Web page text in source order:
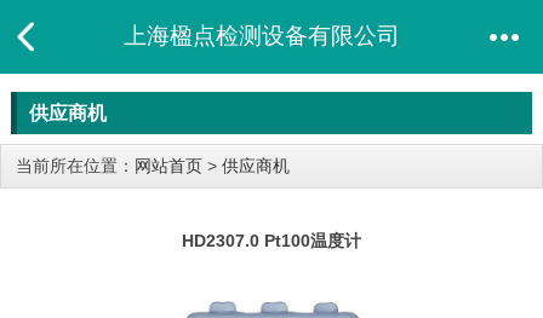
上海楹点检测设备有限公司
供应商机
当前所在位置： 网站首页 > 供应商机
HD2307.0 Pt100温度计